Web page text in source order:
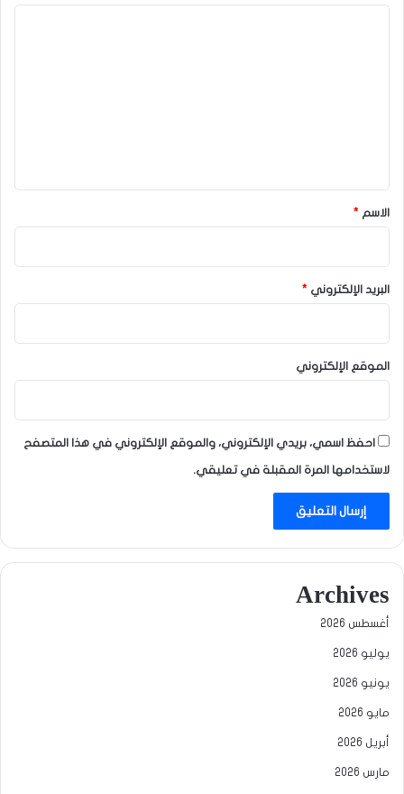
*
الاسم *
البريد الإلكتروني *
الموقع الإلكتروني
احفظ اسمي، بريدي الإلكتروني، والموقع الإلكتروني في هذا المتصفح
لاستخدامها المرة المقبلة في تعليقي.
Archives
أغسطس 2026
يوليو 2026
يونيو 2026
مايو 2026
أبريل 2026
مارس 2026